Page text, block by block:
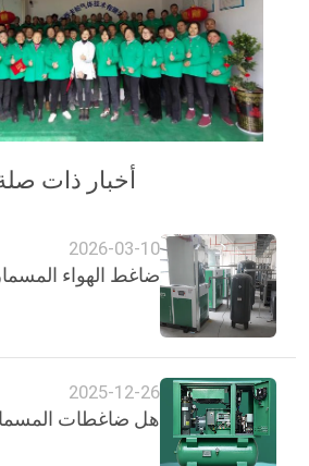
أخبار ذات
2026-03-10
ضاغط الهواء
2025-12-26
هل ضاغطات